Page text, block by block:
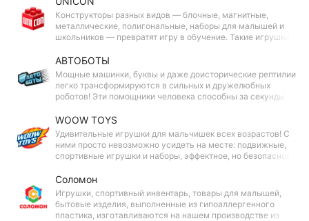
Конструкторы разных видов — блочные, магнитные,
металлические, полигональные, наборы для малышей и
школьников — превратят игру в обучение. Такие игрушки
пространственное мышление и навыки конструирования.
АВТОБОТЫ
Мощные машинки, буквы и даже доисторические рептилии
легко трансформируются в сильных и дружелюбных
роботов! Эти помощники человека способны за секунды
них миссию. Вселенная в надёжных руках!
WOOW TOYS
Удивительные игрушки для мальчишек всех возрастов! С
ними просто невозможно усидеть на месте: подвижные,
спортивные игрушки и наборы, эффектное, но безопасное
торговая марка Woow Toys!
Соломон
Игрушки, спортивный инвентарь, товары для малышей,
бытовые изделия, выполненные из гипоаллергенного
пластика, изготавливаются на нашем производстве из